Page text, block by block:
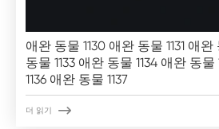
애완 동물 1130 애완 동물 1131 애완
동물 1133 애완 동물 1134 애완 동물
1136 애완 동물 1137
더 읽기 